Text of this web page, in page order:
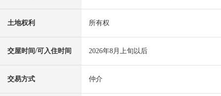
土地权利 所有权
交屋时间/可入住时间 2026年8月上旬以后
交易方式 仲介